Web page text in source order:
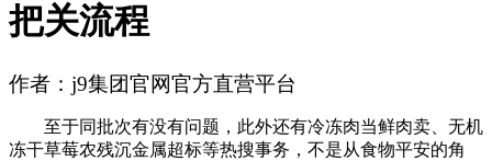
把关流程
作者：j9集团官网官方直营平台
至于同批次有没有问题，此外还有冷冻肉当鲜肉卖、无机
冻干草莓农残沉金属超标等热搜事务，不是从食物平安的角